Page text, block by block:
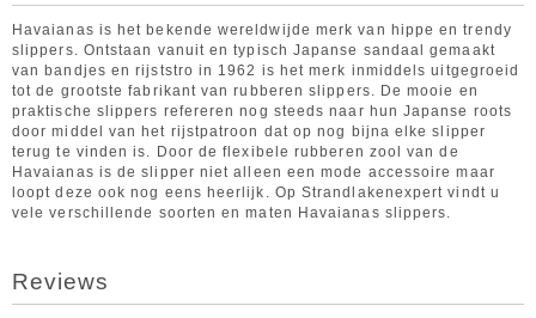
Havaianas is het bekende wereldwijde merk van hippe en trendy
slippers. Ontstaan vanuit en typisch Japanse sandaal gemaakt
van bandjes en rijststro in 1962 is het merk inmiddels uitgegroeid
tot de grootste fabrikant van rubberen slippers. De mooie en
praktische slippers refereren nog steeds naar hun Japanse roots
door middel van het rijstpatroon dat op nog bijna elke slipper
terug te vinden is. Door de flexibele rubberen zool van de
Havaianas is de slipper niet alleen een mode accessoire maar
loopt deze ook nog eens heerlijk. Op Strandlakenexpert vindt u
vele verschillende soorten en maten Havaianas slippers.
Reviews